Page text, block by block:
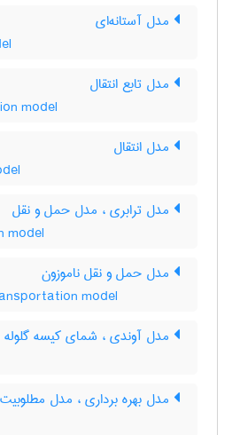
مدل آستانه‌ای
مدل تابع انتقال
model
مدل انتقال
مدل ترابری ، مدل حمل و نقل
model
مدل حمل و نقل ناموزون
model
مدل آوندی ، شمای کیسه
مدل بهره برداری ، مدل مطلوبیت